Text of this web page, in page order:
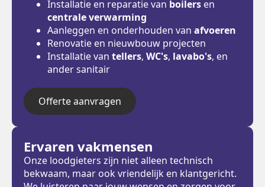
Installatie en reparatie van boilers en
centrale verwarming
Aanleggen en onderhouden van afvoeren
Renovatie en nieuwbouw projecten
Installatie van tellers, WC's, lavabo's, en
ander sanitair
Offerte aanvragen
Ervaren vakmensen
Onze loodgieters zijn niet alleen technisch
bekwaam, maar ook vriendelijk en klantgericht.